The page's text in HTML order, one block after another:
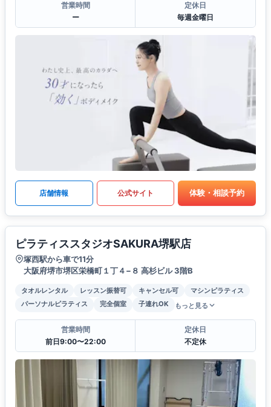
営業時間
ー
定休日
毎週金曜日
店舗情報 公式サイト 体験・相談予約
ピラティススタジオSAKURA堺駅店
塚西駅から車で11分
大阪府堺市堺区栄橋町１丁４−８ 高杉ビル 3階B
タオルレンタル レッスン振替可 キャンセル可
マシンピラティス
パーソナルピラティス
完全個室 子連れOK もっと見る
営業時間
前日9:00〜22:00
定休日
不定休